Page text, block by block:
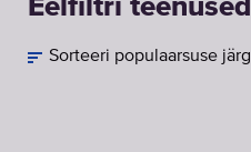
Eelfiltri teenused
Sorteeri populaarsuse